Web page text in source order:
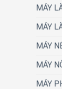
MÁY
MÁY
MÁY
MÁY
MÁY